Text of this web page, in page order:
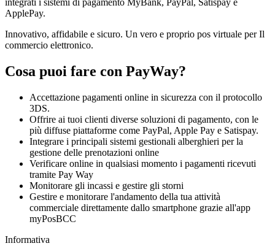
ApplePay.
Innovativo, affidabile e sicuro. Un vero e proprio pos virtuale per Il
commercio elettronico.
Cosa puoi fare con PayWay?
Accettazione pagamenti online in sicurezza con il protocollo
3DS.
Offrire ai tuoi clienti diverse soluzioni di pagamento, con le
più diffuse piattaforme come PayPal, Apple Pay e Satispay.
Integrare i principali sistemi gestionali alberghieri per la
gestione delle prenotazioni online
Verificare online in qualsiasi momento i pagamenti ricevuti
tramite Pay Way
Monitorare gli incassi e gestire gli storni
Gestire e monitorare l'andamento della tua attività
commerciale direttamente dallo smartphone grazie all'app
myPosBCC
Informativa